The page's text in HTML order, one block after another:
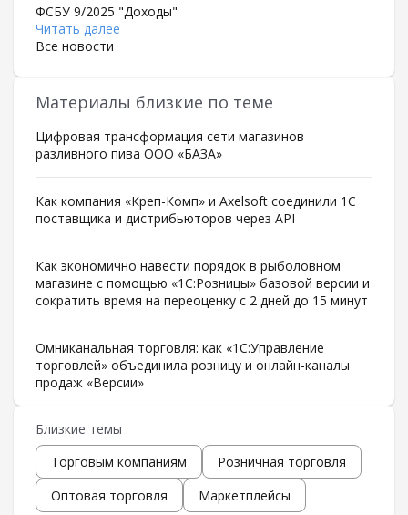
Материалы близкие по теме
Цифровая трансформация сети магазинов
разливного пива ООО «БАЗА»
Как компания «Креп-Комп» и Axelsoft соединили 1С
поставщика и дистрибьюторов через API
Как экономично навести порядок в рыболовном
магазине с помощью «1С:Розницы» базовой версии и
сократить время на переоценку с 2 дней до 15 минут
Омниканальная торговля: как «1С:Управление
торговлей» объединила розницу и онлайн-каналы
продаж «Версии»
Близкие темы
Торговым компаниям
Розничная торговля
Оптовая торговля
Маркетплейсы
ФСБУ 9/2025 "Доходы"
Читать далее
Все новости